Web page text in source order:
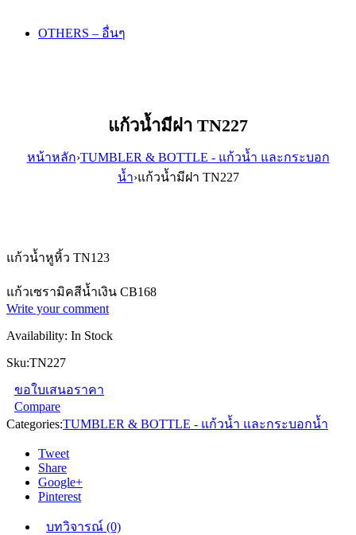
OTHERS – อื่นๆ
แก้วน้ำมีฝา TN227
หน้าหลัก›TUMBLER & BOTTLE - แก้วน้ำ และกระบอก
น้ำ›แก้วน้ำมีฝา TN227
แก้วน้ำหูหิ้ว TN123
แก้วเซรามิคสีน้ำเงิน CB168
Write your comment
Availability: In Stock
Sku:TN227
ขอใบเสนอราคา
Compare
Categories:TUMBLER & BOTTLE - แก้วน้ำ และกระบอกน้ำ
Tweet
Share
Google+
Pinterest
บทวิจารณ์ (0)